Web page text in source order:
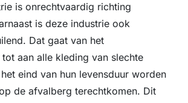
is onrechtvaardig richting
is deze industrie ook
Dat gaat van het
aan alle kleding van slechte
eind van hun levensduur worden
de afvalberg terechtkomen. Dit